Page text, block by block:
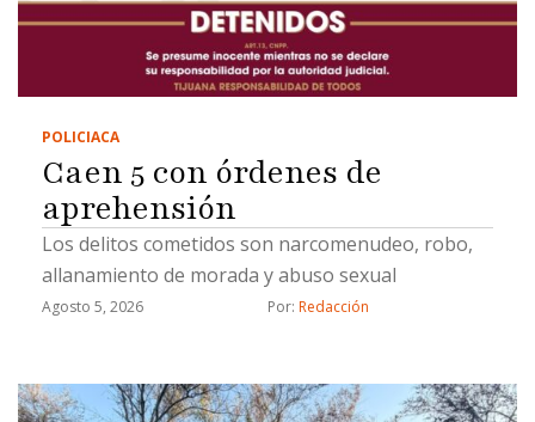
POLICIACA
Caen 5 con órdenes de
aprehensión
Los delitos cometidos son narcomenudeo, robo,
allanamiento de morada y abuso sexual
Agosto 5, 2026 Por: Redacción